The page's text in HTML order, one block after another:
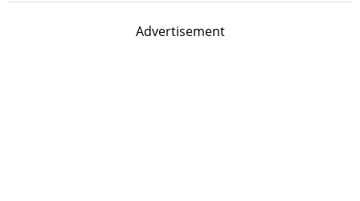
Advertisement